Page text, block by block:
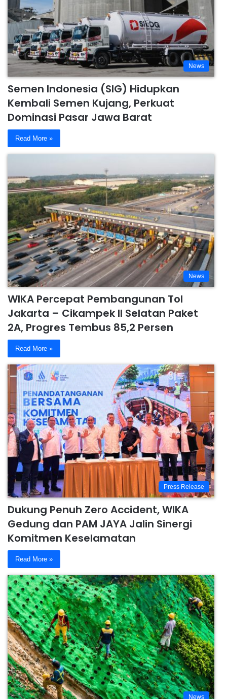
News
Semen Indonesia (SIG) Hidupkan
Kembali Semen Kujang, Perkuat
Dominasi Pasar Jawa Barat
Read More »
News
WIKA Percepat Pembangunan Tol
Jakarta – Cikampek II Selatan Paket
2A, Progres Tembus 85,2 Persen
Read More »
Press Release
Dukung Penuh Zero Accident, WIKA
Gedung dan PAM JAYA Jalin Sinergi
Komitmen Keselamatan
Read More »
News